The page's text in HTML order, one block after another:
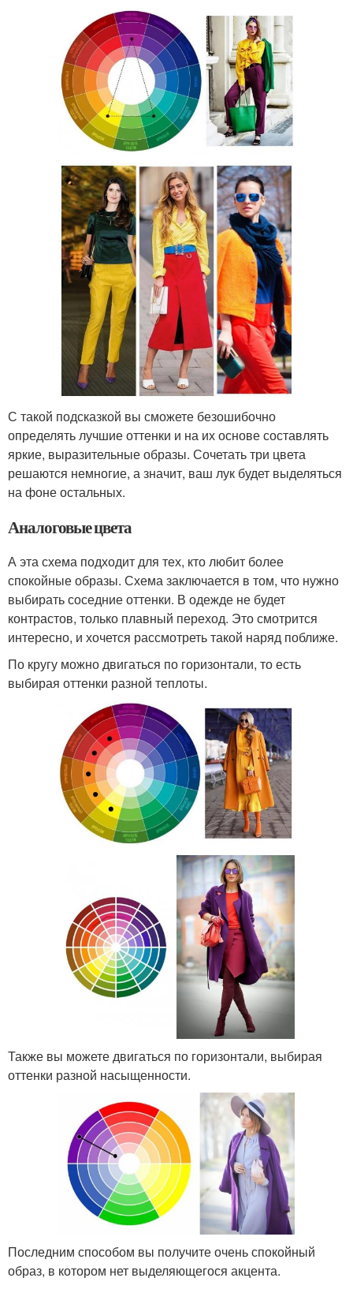
С такой подсказкой вы сможете безошибочно
определять лучшие оттенки и на их основе составлять
яркие, выразительные образы. Сочетать три цвета
решаются немногие, а значит, ваш лук будет выделяться
на фоне остальных.
Аналоговые цвета
А эта схема подходит для тех, кто любит более
спокойные образы. Схема заключается в том, что нужно
выбирать соседние оттенки. В одежде не будет
контрастов, только плавный переход. Это смотрится
интересно, и хочется рассмотреть такой наряд поближе.
По кругу можно двигаться по горизонтали, то есть
выбирая оттенки разной теплоты.
Также вы можете двигаться по горизонтали, выбирая
оттенки разной насыщенности.
Последним способом вы получите очень спокойный
образ, в котором нет выделяющегося акцента.